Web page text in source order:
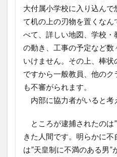
大付属小学校に入り込ん
て机の上の刃物を置くな
べて、詳しい地図、学校・
の動き、工事の予定など
いけません。その上、棒
ですから一般教員、他の
も不審がられます。
内部に協力者がいると考
ところが逮捕されたのは
きた人間です。明らかに
は”天皇制に不満のある男”